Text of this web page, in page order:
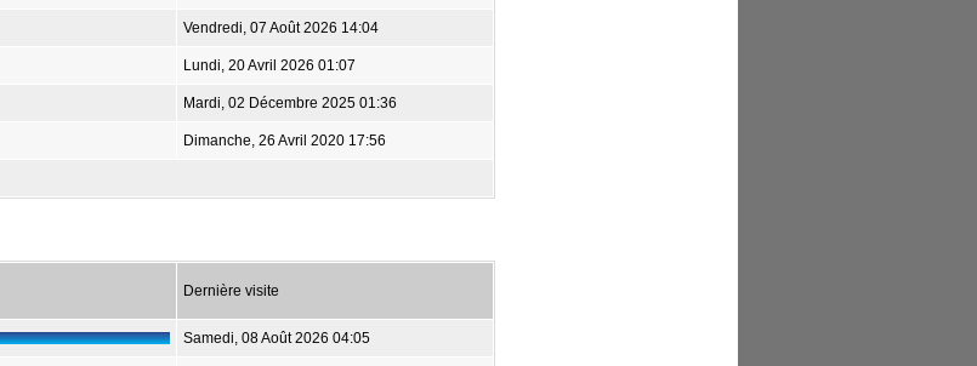
Vendredi, 07 Août 2026 14:04
Lundi, 20 Avril 2026 01:07
Mardi, 02 Décembre 2025 01:36
Dimanche, 26 Avril 2020 17:56
Dernière visite
Samedi, 08 Août 2026 04:05